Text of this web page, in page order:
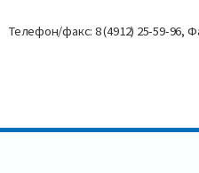
Телефон/факс: 8 (4912) 25-59-96,